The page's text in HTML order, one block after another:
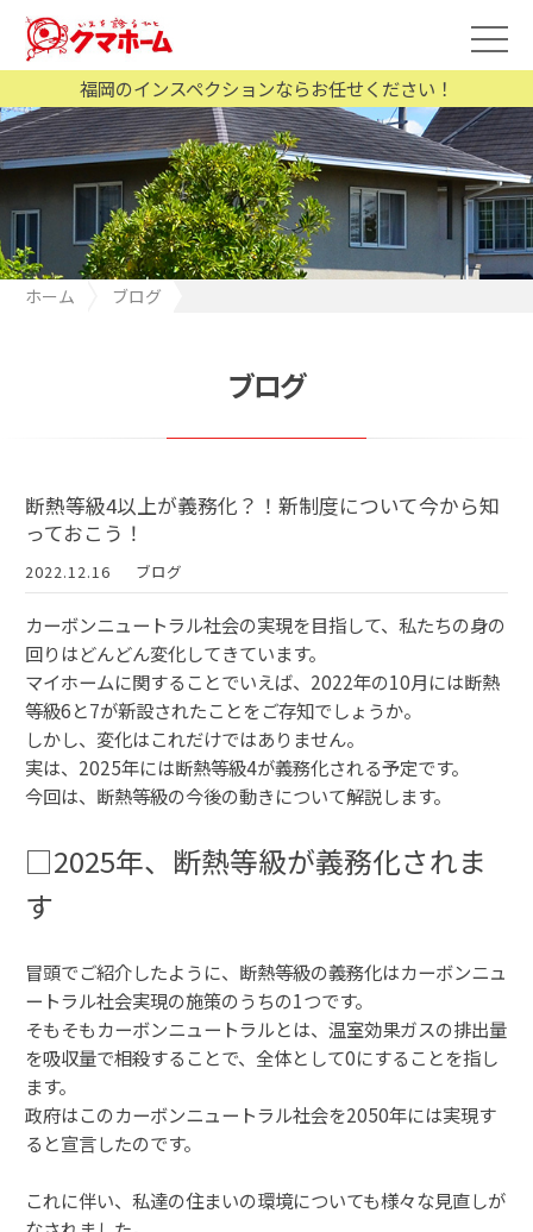
福岡のインスペクションならお任せください！
ホーム
ブログ
ブログ
断熱等級4以上が義務化？！新制度について今から知
っておこう！
2022.12.16 ブログ
カーボンニュートラル社会の実現を目指して、私たちの身の
回りはどんどん変化してきています。
マイホームに関することでいえば、2022年の10月には断熱
等級6と7が新設されたことをご存知でしょうか。
しかし、変化はこれだけではありません。
実は、2025年には断熱等級4が義務化される予定です。
今回は、断熱等級の今後の動きについて解説します。
□2025年、断熱等級が義務化されま
す
冒頭でご紹介したように、断熱等級の義務化はカーボンニュ
ートラル社会実現の施策のうちの1つです。
そもそもカーボンニュートラルとは、温室効果ガスの排出量
を吸収量で相殺することで、全体として0にすることを指し
ます。
政府はこのカーボンニュートラル社会を2050年には実現す
ると宣言したのです。
これに伴い、私達の住まいの環境についても様々な見直しが